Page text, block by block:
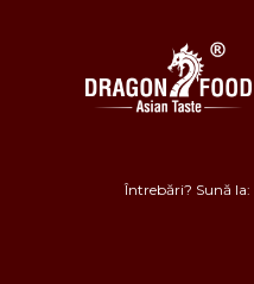
Întrebări? Sună la: